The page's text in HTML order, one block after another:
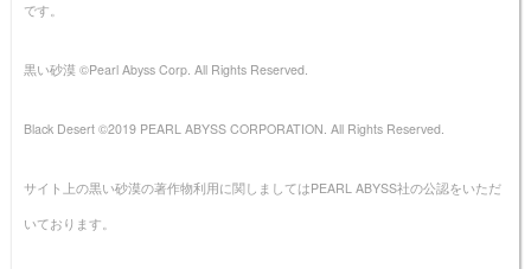
です。
黒い砂漠 ©Pearl Abyss Corp. All Rights Reserved.
Black Desert ©2019 PEARL ABYSS CORPORATION. All Rights Reserved.
サイト上の黒い砂漠の著作物利用に関しましてはPEARL ABYSS社の公認をいただ
いております。